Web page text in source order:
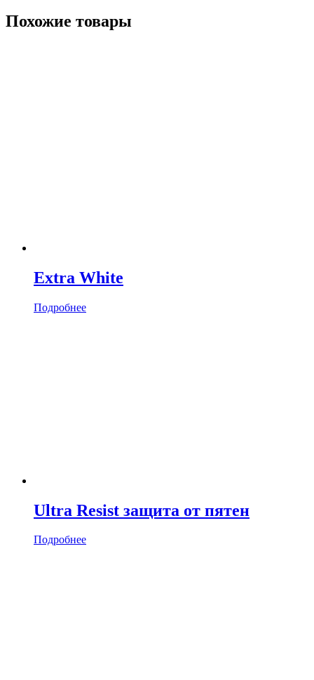
Похожие товары
Extra White
Подробнее
Ultra Resist защита от пятен
Подробнее